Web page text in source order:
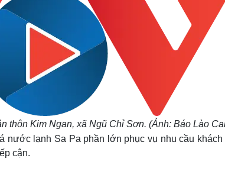
thôn Kim Ngan, xã Ngũ Chỉ Sơn. (Ảnh: Báo Lào
nước lạnh Sa Pa phần lớn phục vụ nhu cầu
cận.